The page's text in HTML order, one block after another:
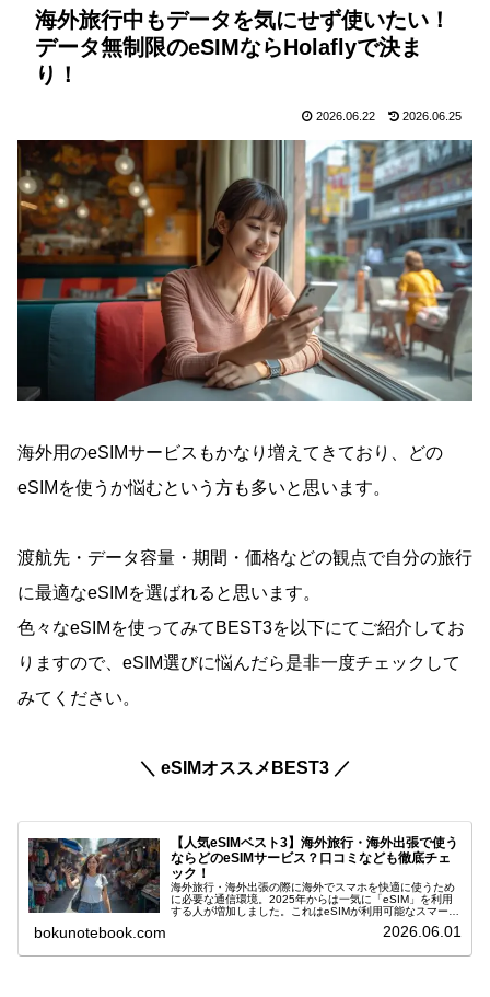
海外旅行中もデータを気にせず使いたい！
データ無制限のeSIMならHolaflyで決ま
り！
2026.06.22 2026.06.25
海外用のeSIMサービスもかなり増えてきており、どの
eSIMを使うか悩むという方も多いと思います。
渡航先・データ容量・期間・価格などの観点で自分の旅行
に最適なeSIMを選ばれると思います。
色々なeSIMを使ってみてBEST3を以下にてご紹介してお
りますので、eSIM選びに悩んだら是非一度チェックして
みてください。
＼ eSIMオススメBEST3 ／
【人気eSIMベスト3】海外旅行・海外出張で使う
ならどのeSIMサービス？口コミなども徹底チェ
ック！
海外旅行・海外出張の際に海外でスマホを快適に使うため
に必要な通信環境。2025年からは一気に「eSIM」を利用
する人が増加しました。これはeSIMが利用可能なスマート
bokunotebook.com 2026.06.01